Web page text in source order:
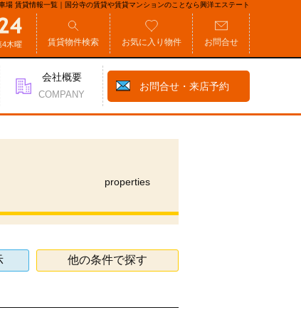
場 賃貸情報一覧｜国分寺の賃貸や賃貸マンションのことなら興洋エステート
4木曜 賃貸物件検索 お気に入り物件 お問合せ
会社概要
COMPANY
お問合せ・来店予約
properties
他の条件で探す